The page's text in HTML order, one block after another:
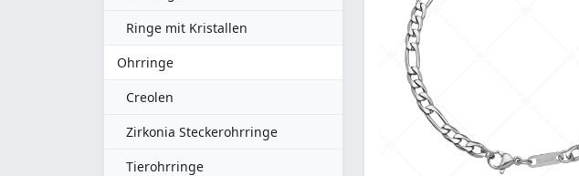
Ringe mit Kristallen
Ohrringe
Creolen
Zirkonia Steckerohrringe
Tierohrringe